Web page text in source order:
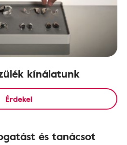
kínálatunk
Érdekel
és tanácsot